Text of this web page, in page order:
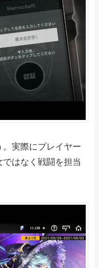
実際にプレイヤー
はなく戦闘を担当